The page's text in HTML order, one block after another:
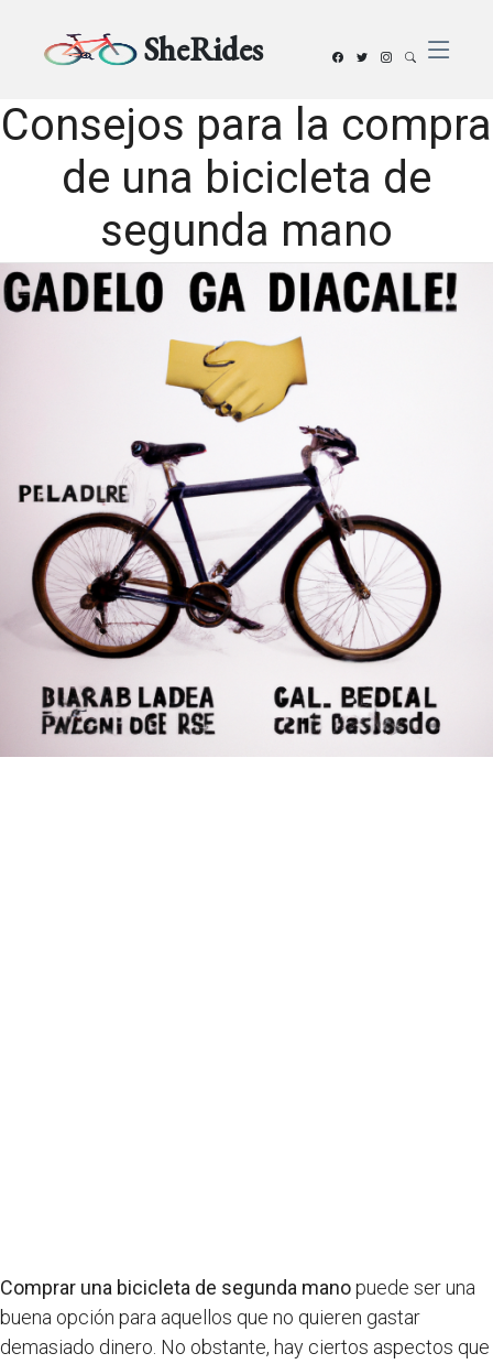
SheRides
Consejos para la compra
de una bicicleta de
segunda mano
Comprar una bicicleta de segunda manopuede ser una
buena opción para aquellos que no quieren gastar
demasiado dinero. No obstante, hay ciertos aspectos que